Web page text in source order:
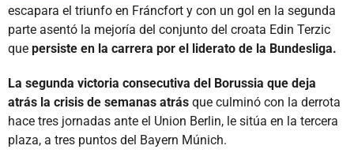
escapara el triunfo en Fráncfort y con un gol en la segunda
parte asentó la mejoría del conjunto del croata Edin Terzic
que persiste en la carrera por el liderato de la Bundesliga.
La segunda victoria consecutiva del Borussia que deja
atrás la crisis de semanas atrás que culminó con la derrota
hace tres jornadas ante el Union Berlin, le sitúa en la tercera
plaza, a tres puntos del Bayern Múnich.